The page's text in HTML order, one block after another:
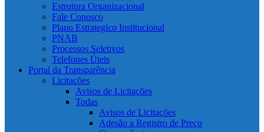
Estrutura Organizacional
Fale Conosco
Plano Estrategico Institucional
PNAB
Processos Seletivos
Telefones Úteis
Portal da Transparência
Licitações
Avisos de Licitações
Todas
Avisos de Licitações
Adesão a Registro de Preço